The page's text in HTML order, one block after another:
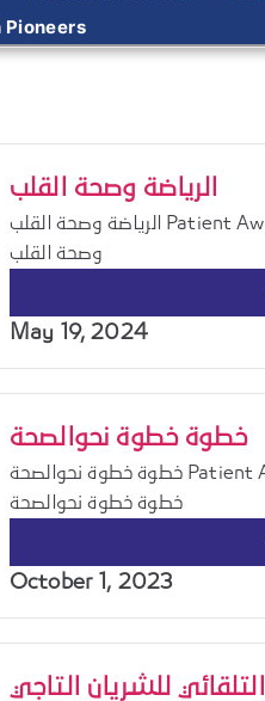
الرياضة وصحة القلب
الرياضة وصحة القلب Patient Awareness > الرياضة وصحة القلب . . . الرياضة
وصحة القلب
May 19, 2024
خطوة خطوة نحوالصحة
خطوة خطوة نحوالصحة Patient Awareness > خطوة خطوة نحوالصحة . . .
خطوة خطوة نحوالصحة
October 1, 2023